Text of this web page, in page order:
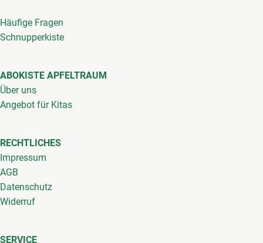
Häufige Fragen
Schnupperkiste
ABOKISTE APFELTRAUM
Über uns
Angebot für Kitas
RECHTLICHES
Impressum
AGB
Datenschutz
Widerruf
SERVICE